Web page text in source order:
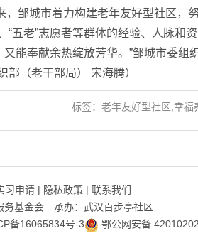
邹城市着力构建老年友好型社区，
五老”志愿者等群体的经验、人脉和
能奉献余热绽放芳华。”邹城市委组
（老干部局） 宋海腾）
标签：老年友好型社区,幸福
习申请 | 隐私政策 | 联系我们
务基金会 承办：武汉百步亭社区
备16065834号-3 鄂公网安备